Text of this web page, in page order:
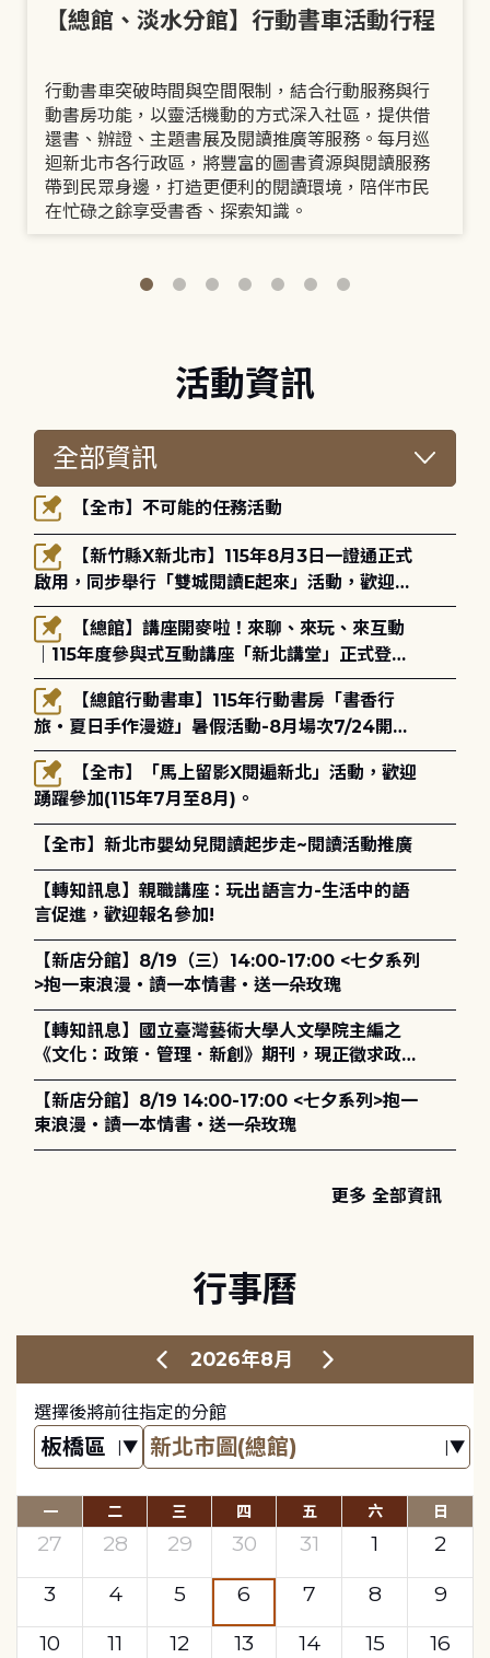
【總館、淡水分館】行動書車活動行程
行動書車突破時間與空間限制，結合行動服務與行
動書房功能，以靈活機動的方式深入社區，提供借
還書、辦證、主題書展及閱讀推廣等服務。每月巡
迴新北市各行政區，將豐富的圖書資源與閱讀服務
帶到民眾身邊，打造更便利的閱讀環境，陪伴市民
在忙碌之餘享受書香、探索知識。
活動資訊
【全市】不可能的任務活動
啟用，同步舉行「雙城閱讀E起來」活動，歡迎踴
躍參加(115年8月3日至10月4日)。
｜115年度參與式互動講座「新北講堂」正式登
場！
旅・夏日手作漫遊」暑假活動-8月場次7/24開始
報名
踴躍參加(115年7月至8月)。
【全市】新北市嬰幼兒閱讀起步走~閱讀活動推廣
【轉知訊息】親職講座：玩出語言力-生活中的語
言促進，歡迎報名參加!
【新店分館】8/19（三）14:00-17:00 <七夕系列
>抱一束浪漫・讀一本情書・送一朵玫瑰
【轉知訊息】國立臺灣藝術大學人文學院主編之
《文化：政策．管理．新創》期刊，現正徵求政策
評論、書評及【邁向具回應力的博物館治理：政
策、領導與管理】主題特刊稿件至2027年6月1日
止，歡迎踴躍投稿。
【新店分館】8/19 14:00-17:00 <七夕系列>抱一
束浪漫・讀一本情書・送一朵玫瑰
更多 全部資訊
行事曆
2026年8月
選擇後將前往指定的分館
一 二 三 四 五 六 日
27 28 29 30 31 1
2
3
4 5 6 7 8
9
10
11 12 13 14 15
16